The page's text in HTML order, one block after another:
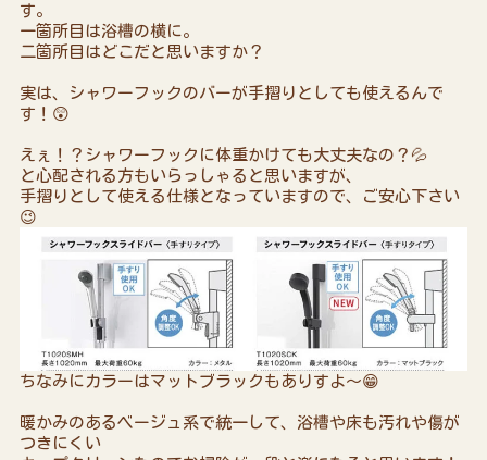
す。
一箇所目は浴槽の横に。
二箇所目はどこだと思いますか？
実は、シャワーフックのバーが手摺りとしても使えるんで
す！😲
えぇ！？シャワーフックに体重かけても大丈夫なの？💦
と心配される方もいらっしゃると思いますが、
手摺りとして使える仕様となっていますので、ご安心下さい
😉
ちなみにカラーはマットブラックもありすよ～😁
暖かみのあるベージュ系で統一して、浴槽や床も汚れや傷が
つきにくい